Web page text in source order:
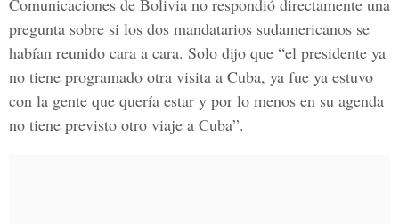
Comunicaciones de Bolivia no respondió directamente una
pregunta sobre si los dos mandatarios sudamericanos se
habían reunido cara a cara. Solo dijo que “el presidente ya
no tiene programado otra visita a Cuba, ya fue ya estuvo
con la gente que quería estar y por lo menos en su agenda
no tiene previsto otro viaje a Cuba”.